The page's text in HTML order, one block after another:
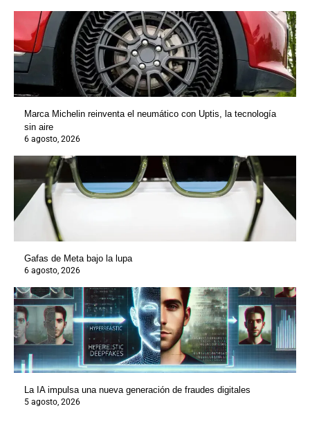
Marca Michelin reinventa el neumático con Uptis, la tecnología
sin aire
6 agosto, 2026
Gafas de Meta bajo la lupa
6 agosto, 2026
La IA impulsa una nueva generación de fraudes digitales
5 agosto, 2026